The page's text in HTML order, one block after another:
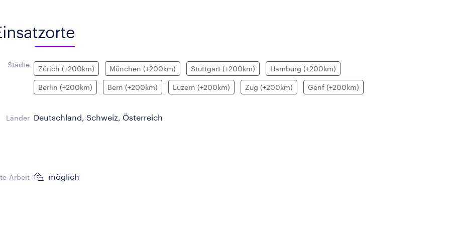
Städte Zürich (+200km) München (+200km) Stuttgart (+200km) Hamburg (+200km)
Berlin (+200km) Bern (+200km) Luzern (+200km) Zug (+200km) Genf (+200km)
Länder Deutschland, Schweiz, Österreich
Arbeit möglich